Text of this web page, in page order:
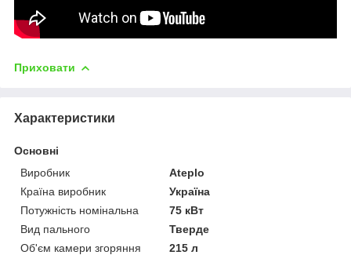
Приховати
Характеристики
Основні
Виробник
Ateplo
Країна виробник
Україна
Потужність номінальна
75 кВт
Вид пального
Тверде
Об'єм камери згоряння
215 л